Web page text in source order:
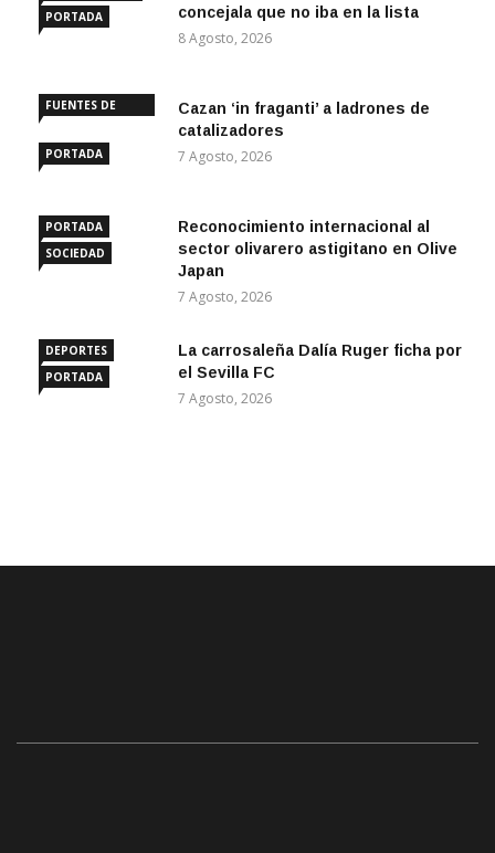
PORTADA
concejala que no iba en la lista
8 Agosto, 2026
FUENTES DE
PORTADA
Cazan ‘in fraganti’ a ladrones de
catalizadores
7 Agosto, 2026
PORTADA
SOCIEDAD
Reconocimiento internacional al
sector olivarero astigitano en Olive
Japan
7 Agosto, 2026
DEPORTES
PORTADA
La carrosaleña Dalía Ruger ficha por
el Sevilla FC
7 Agosto, 2026